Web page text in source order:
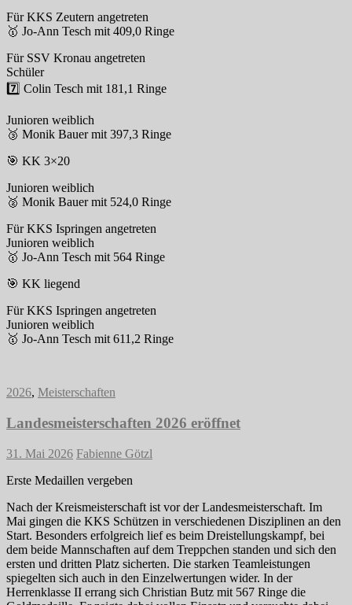
Für KKS Zeutern angetreten
🥇 Jo-Ann Tesch mit 409,0 Ringe
Für SSV Kronau angetreten
Schüler
7️⃣ Colin Tesch mit 181,1 Ringe
Junioren weiblich
🥉 Monik Bauer mit 397,3 Ringe
🎯 KK 3×20
Junioren weiblich
🥈 Monik Bauer mit 524,0 Ringe
Für KKS Ispringen angetreten
Junioren weiblich
🥇 Jo-Ann Tesch mit 564 Ringe
🎯 KK liegend
Für KKS Ispringen angetreten
Junioren weiblich
🥇 Jo-Ann Tesch mit 611,2 Ringe
2026, Meisterschaften
Landesmeisterschaften 2026 eröffnet
31. Mai 2026 Fabienne Götzl
Erste Medaillen vergeben
Nach der Kreismeisterschaft ist vor der Landesmeisterschaft. Im
Mai gingen die KKS Schützen in verschiedenen Disziplinen an den
Start. Besonders erfolgreich lief es beim Dreistellungskampf, bei
dem beide Mannschaften auf dem Treppchen standen und sich den
ersten und dritten Platz sicherten. Die starken Teamleistungen
spiegelten sich auch in den Einzelwertungen wider. In der
Herrenklasse II errang sich Christian Butz mit 567 Ringe die